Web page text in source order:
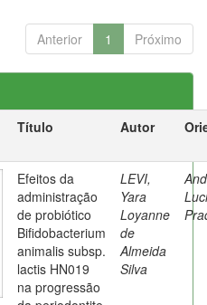
Anterior 1 Próximo
Título Autor
Efeitos da
administração
de probiótico
Bifidobacterium
animalis subsp.
lactis HN019
na progressão
LEVI,
Yara
Loyanne
de
Almeida
Silva